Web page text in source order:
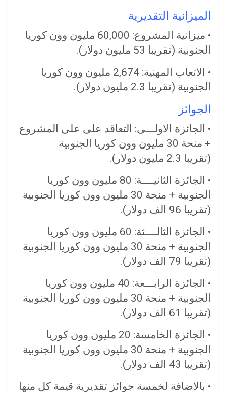
الميزانية التقديرية
• ميزانية المشروع: 60,000 مليون وون كوريا
الجنوبية (تقريبا 53 مليون دولار).
• الاتعاب المهنية: 2,674 مليون وون كوريا
الجنوبية (تقريبا 2.3 مليون دولار).
الجوائز
• الجائزة الاولـــى: التعاقد على على المشروع
+ منحة 30 مليون وون كوريا الجنوبية
(تقريبا 2.3 مليون دولار).
• الجائزة الثانيــــة: 80 مليون وون كوريا
الجنوبية + منحة 30 مليون وون كوريا الجنوبية
(تقريبا 96 الف دولار).
• الجائزة الثالــــثة: 60 مليون وون كوريا
الجنوبية + منحة 30 مليون وون كوريا الجنوبية
(تقريبا 79 الف دولار).
• الجائزة الرابـــعة: 40 مليون وون كوريا
الجنوبية + منحة 30 مليون وون كوريا الجنوبية
(تقريبا 61 الف دولار).
• الجائزة الخامسة: 20 مليون وون كوريا
الجنوبية + منحة 30 مليون وون كوريا الجنوبية
(تقريبا 43 الف دولار).
• بالاضافة لخمسة جوائز تقديرية قيمة كل منها